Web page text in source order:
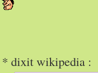
* dixit wikipedia :